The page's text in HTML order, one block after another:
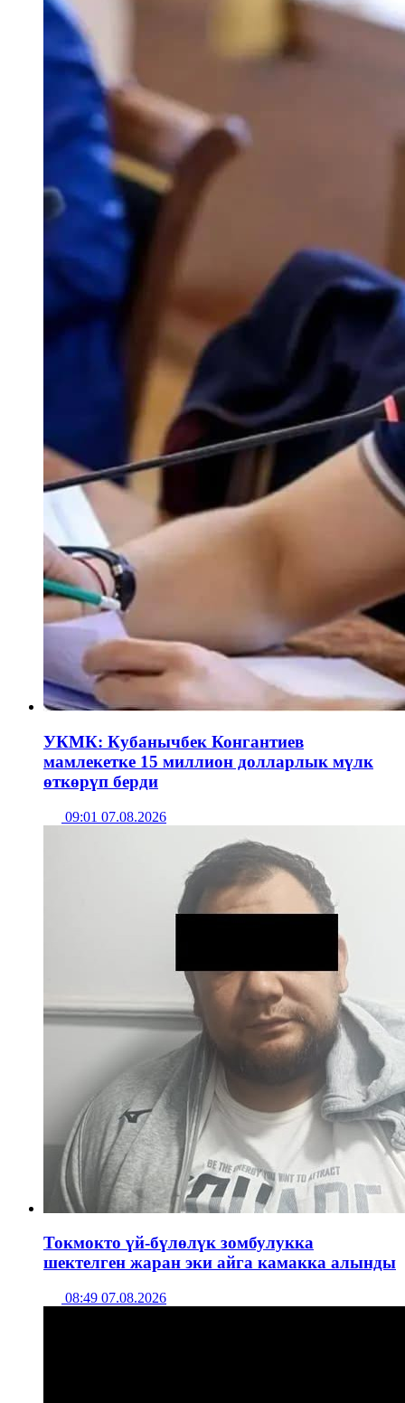
УКМК: Кубанычбек Конгантиев
мамлекетке 15 миллион долларлык мүлк
өткөрүп берди
09:01 07.08.2026
Токмокто үй-бүлөлүк зомбулукка
шектелген жаран эки айга камакка алынды
08:49 07.08.2026